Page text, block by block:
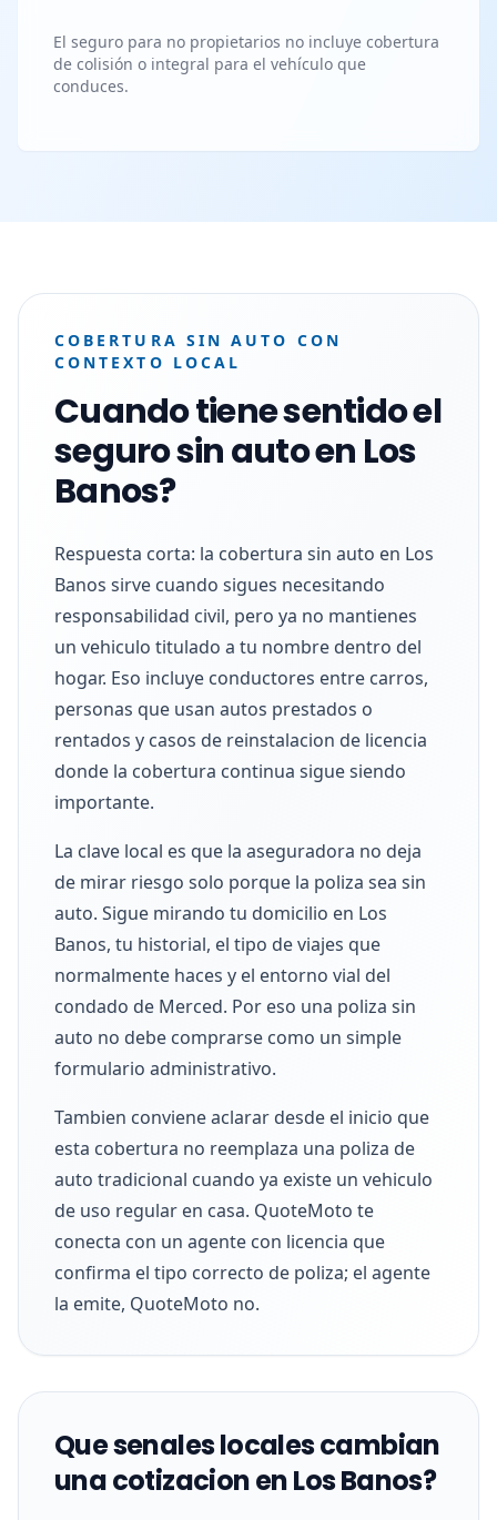
El seguro para no propietarios no incluye cobertura
de colisión o integral para el vehículo que
conduces.
COBERTURA SIN AUTO CON
CONTEXTO LOCAL
Cuando tiene sentido el
seguro sin auto en Los
Banos?
Respuesta corta: la cobertura sin auto en Los
Banos sirve cuando sigues necesitando
responsabilidad civil, pero ya no mantienes
un vehiculo titulado a tu nombre dentro del
hogar. Eso incluye conductores entre carros,
personas que usan autos prestados o
rentados y casos de reinstalacion de licencia
donde la cobertura continua sigue siendo
importante.
La clave local es que la aseguradora no deja
de mirar riesgo solo porque la poliza sea sin
auto. Sigue mirando tu domicilio en Los
Banos, tu historial, el tipo de viajes que
normalmente haces y el entorno vial del
condado de Merced. Por eso una poliza sin
auto no debe comprarse como un simple
formulario administrativo.
Tambien conviene aclarar desde el inicio que
esta cobertura no reemplaza una poliza de
auto tradicional cuando ya existe un vehiculo
de uso regular en casa. QuoteMoto te
conecta con un agente con licencia que
confirma el tipo correcto de poliza; el agente
la emite, QuoteMoto no.
Que senales locales cambian
una cotizacion en Los Banos?